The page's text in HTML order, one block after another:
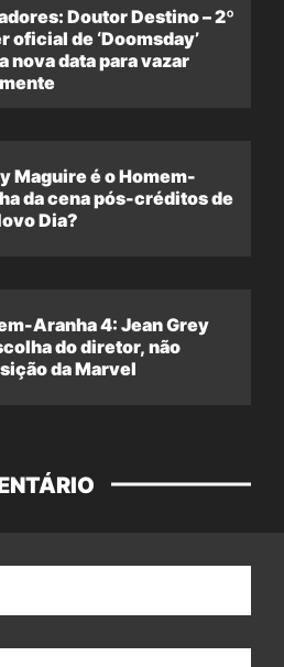
Doutor Destino – 2º
oficial de ‘Doomsday’
nova data para vazar
Maguire é o Homem-
da cena pós-créditos de
Dia?
Aranha 4: Jean Grey
do diretor, não
da Marvel